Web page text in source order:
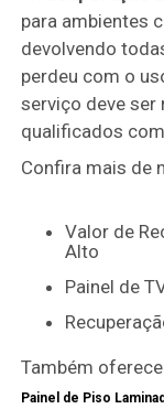
para ambientes
devolvendo
perdeu com o
serviço deve
qualificados
Confira mais de
Valor de Recuperação de Piso Vinílico Monte
Alto
Painel de
Também
Painel de Piso